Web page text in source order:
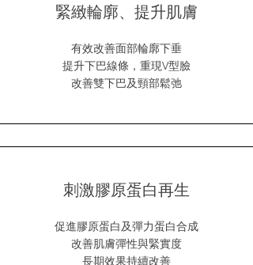
緊緻輪廓、提升肌膚
有效改善面部輪廓下垂
提升下巴線條，重現V型臉
改善雙下巴及頸部鬆弛
刺激膠原蛋白再生
促進膠原蛋白及彈力蛋白合成
改善肌膚彈性與緊實度
長期效果持續改善